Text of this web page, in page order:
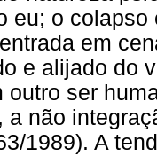
eu; o
em
e alijado do
outro ser
a não
1989). A